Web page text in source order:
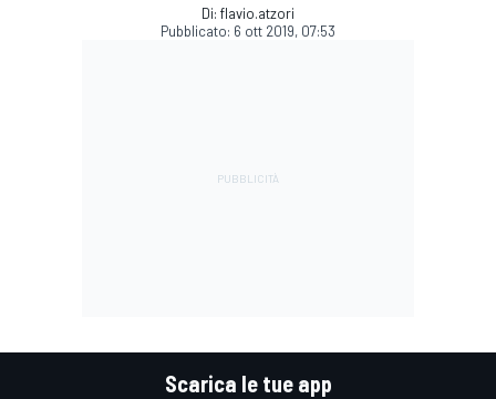
Di: flavio.atzori
Pubblicato: 6 ott 2019, 07:53
Scarica le tue app